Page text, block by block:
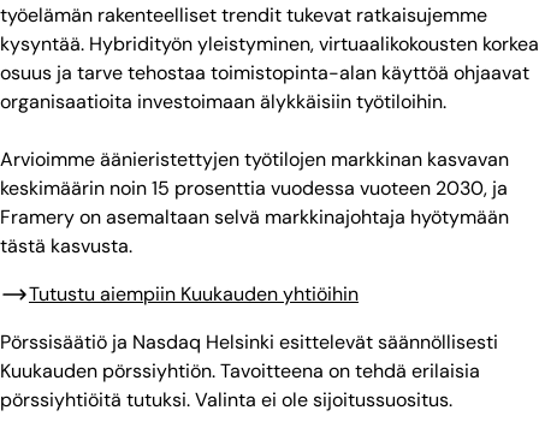
työelämän rakenteelliset trendit tukevat ratkaisujemme
kysyntää. Hybridityön yleistyminen, virtuaalikokousten korkea
osuus ja tarve tehostaa toimistopinta-alan käyttöä ohjaavat
organisaatioita investoimaan älykkäisiin työtiloihin.
Arvioimme äänieristettyjen työtilojen markkinan kasvavan
keskimäärin noin 15 prosenttia vuodessa vuoteen 2030, ja
Framery on asemaltaan selvä markkinajohtaja hyötymään
tästä kasvusta.
Tutustu aiempiin Kuukauden yhtiöihin
Pörssisäätiö ja Nasdaq Helsinki esittelevät säännöllisesti
Kuukauden pörssiyhtiön. Tavoitteena on tehdä erilaisia
pörssiyhtiöitä tutuksi. Valinta ei ole sijoitussuositus.